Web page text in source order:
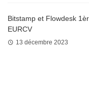
Bitstamp et Flowdesk
EURCV
13 décembre 2023